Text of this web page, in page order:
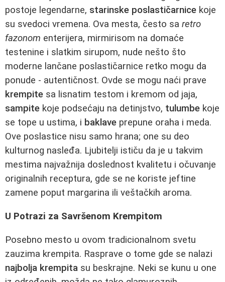
postoje legendarne, starinske poslastičarnice koje
su svedoci vremena. Ova mesta, često sa retro
fazonom enterijera, mirmirisom na domaće
testenine i slatkim sirupom, nude nešto što
moderne lančane poslastičarnice retko mogu da
ponude - autentičnost. Ovde se mogu naći prave
krempite sa lisnatim testom i kremom od jaja,
sampite koje podsećaju na detinjstvo, tulumbe koje
se topе u ustima, i baklave prepune oraha i meda.
Ove poslastice nisu samo hrana; one su deo
kulturnog nasleđa. Ljubitelji ističu da je u takvim
mestima najvažnija doslednost kvalitetu i očuvanje
originalnih receptura, gde se ne koriste jeftine
zamene poput margarina ili veštačkih aroma.
U Potrazi za Savršenom Krempitom
Posebno mesto u ovom tradicionalnom svetu
zauzima krempita. Rasprave o tome gde se nalazi
najbolja krempita su beskrajne. Neki se kunu u one